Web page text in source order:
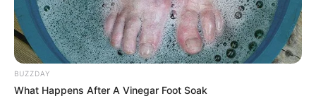
BUZZDAY
What Happens After A Vinegar Foot Soak